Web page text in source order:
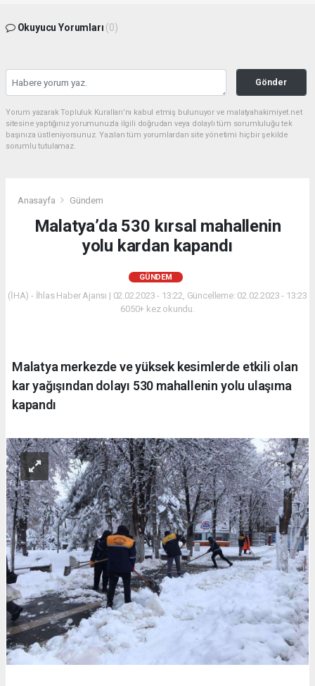
Okuyucu Yorumları (0)
Gönder
Yorum yazarak Topluluk Kuralları’nı kabul etmiş bulunuyor ve malatyahakimiyet.net
sitesine yaptığınız yorumunuzla ilgili doğrudan veya dolaylı tüm sorumluluğu tek
başınıza üstleniyorsunuz. Yazılan tüm yorumlardan site yönetimi hiçbir şekilde
sorumlu tutulamaz.
Anasayfa Gündem
Malatya’da 530 kırsal mahallenin
yolu kardan kapandı
GÜNDEM
(İHA) - İhlas Haber Ajansı | 02.02.2023 - 13:22, Güncelleme: 02.02.2023 - 13:23
6050+ kez okundu.
Malatya merkezde ve yüksek kesimlerde etkili olan
kar yağışından dolayı 530 mahallenin yolu ulaşıma
kapandı